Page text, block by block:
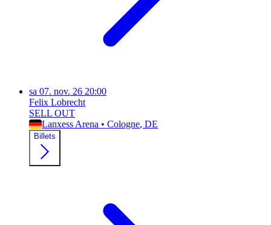
sa 07. nov. 26 20:00
Felix Lobrecht
SELL OUT
Lanxess Arena • Cologne, DE
Billets